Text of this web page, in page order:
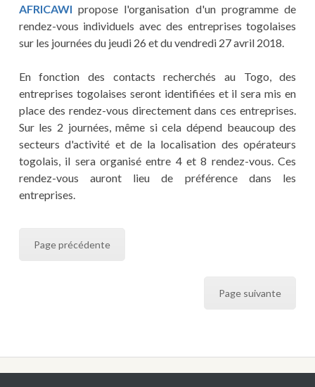
AFRICAWIpropose l'organisation d'un programme de
rendez-vous individuels avec des entreprises togolaises
sur les journées du jeudi 26 et du vendredi 27 avril 2018.
En fonction des contacts recherchés au Togo, des
entreprises togolaises seront identifiées et il sera mis en
place des rendez-vous directement dans ces entreprises.
Sur les 2 journées, même si cela dépend beaucoup des
secteurs d'activité et de la localisation des opérateurs
togolais, il sera organisé entre 4 et 8 rendez-vous. Ces
rendez-vous auront lieu de préférence dans les
entreprises.
Page précédente
Page suivante